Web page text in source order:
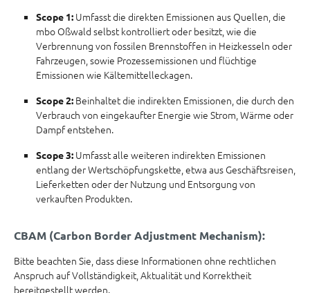
Scope 1: Umfasst die direkten Emissionen aus Quellen, die
mbo Oßwald selbst kontrolliert oder besitzt, wie die
Verbrennung von fossilen Brennstoffen in Heizkesseln oder
Fahrzeugen, sowie Prozessemissionen und flüchtige
Emissionen wie Kältemittelleckagen.
Scope 2: Beinhaltet die indirekten Emissionen, die durch den
Verbrauch von eingekaufter Energie wie Strom, Wärme oder
Dampf entstehen.
Scope 3: Umfasst alle weiteren indirekten Emissionen
entlang der Wertschöpfungskette, etwa aus Geschäftsreisen,
Lieferketten oder der Nutzung und Entsorgung von
verkauften Produkten.
CBAM (Carbon Border Adjustment Mechanism):
Bitte beachten Sie, dass diese Informationen ohne rechtlichen
Anspruch auf Vollständigkeit, Aktualität und Korrektheit
bereitgestellt werden.